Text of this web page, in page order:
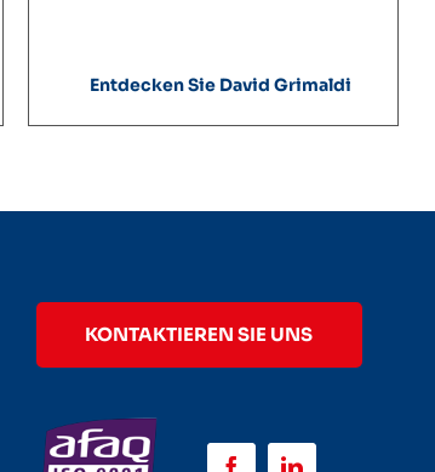
Entdecken Sie David Grimaldi
KONTAKTIEREN SIE UNS